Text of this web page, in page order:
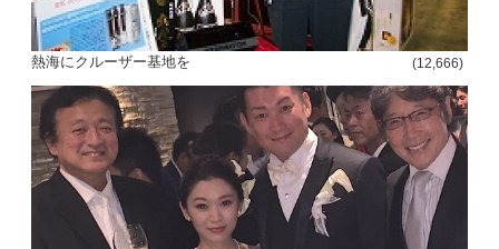
熱海にクルーザー基地を (12,666)